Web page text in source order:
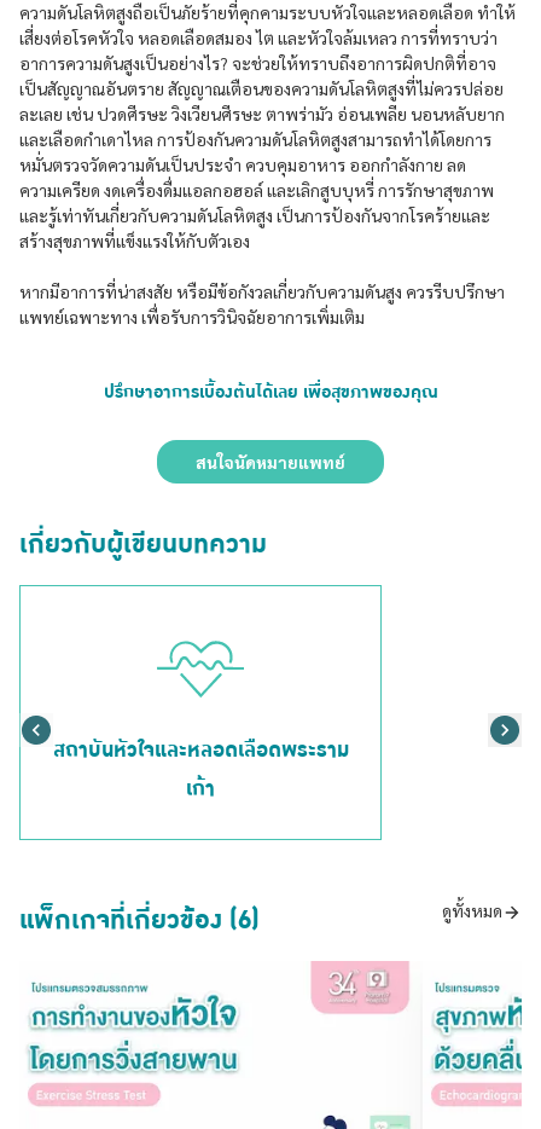
ความดันโลหิตสูงถือเป็นภัยร้ายที่คุกคามระบบหัวใจและหลอดเลือด ทำให้
เสี่ยงต่อโรคหัวใจ หลอดเลือดสมอง ไต และหัวใจล้มเหลว การที่ทราบว่า
อาการความดันสูงเป็นอย่างไร? จะช่วยให้ทราบถึงอาการผิดปกติที่อาจ
เป็นสัญญาณอันตราย สัญญาณเตือนของความดันโลหิตสูงที่ไม่ควรปล่อย
ละเลย เช่น ปวดศีรษะ วิงเวียนศีรษะ ตาพร่ามัว อ่อนเพลีย นอนหลับยาก
และเลือดกำเดาไหล การป้องกันความดันโลหิตสูงสามารถทำได้โดยการ
หมั่นตรวจวัดความดันเป็นประจำ ควบคุมอาหาร ออกกำลังกาย ลด
ความเครียด งดเครื่องดื่มแอลกอฮอล์ และเลิกสูบบุหรี่ การรักษาสุขภาพ
และรู้เท่าทันเกี่ยวกับความดันโลหิตสูง เป็นการป้องกันจากโรคร้ายและ
สร้างสุขภาพที่แข็งแรงให้กับตัวเอง
หากมีอาการที่น่าสงสัย หรือมีข้อกังวลเกี่ยวกับความดันสูง ควรรีบปรึกษา
แพทย์เฉพาะทาง เพื่อรับการวินิจฉัยอาการเพิ่มเติม
ปรึกษาอาการเบื้องต้นได้เลย เพื่อสุขภาพของคุณ
สนใจนัดหมายแพทย์
เกี่ยวกับผู้เขียนบทความ
สถาบันหัวใจและหลอดเลือดพระราม
เก้า
แพ็กเกจที่เกี่ยวข้อง (6) ดูทั้งหมด